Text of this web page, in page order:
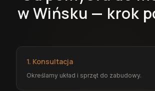
w Wińsku — krok
1. Konsultacja
Określamy układ i sprzęt do zabudowy.